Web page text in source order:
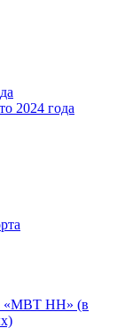
2024 года
«МВТ НН» (в